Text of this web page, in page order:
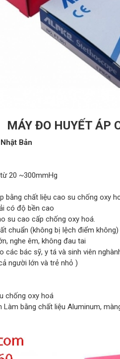
MÁY ĐO HUYẾT ÁP
Bản
20 ~300mmHg
bằng chất liệu cao su chống oxy
có độ bền cao
su cao cấp chống oxy hoá.
chuẩn (không bị lệch điểm không)
nghe êm, không đau tai
các bác sỹ, y tá và sinh viên
người lớn và trẻ nhỏ )
chống oxy hoá
Làm bằng chất liệu Aluminum,